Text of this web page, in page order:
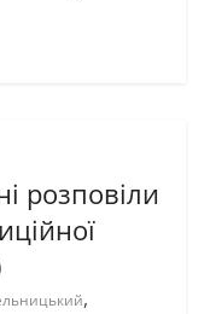
розповіли
,